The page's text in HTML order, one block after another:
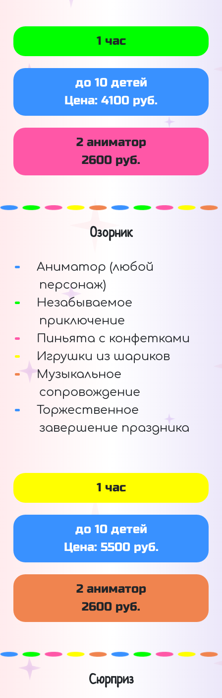
1 час
до 10 детей
Цена: 4100 руб.
2 аниматор
2600 руб.
Озорник
Аниматор (любой
персонаж)
Незабываемое
приключение
Пиньята с конфетками
Игрушки из шариков
Музыкальное
сопровождение
Торжественное
завершение праздника
1 час
до 10 детей
Цена: 5500 руб.
2 аниматор
2600 руб.
Сюрприз